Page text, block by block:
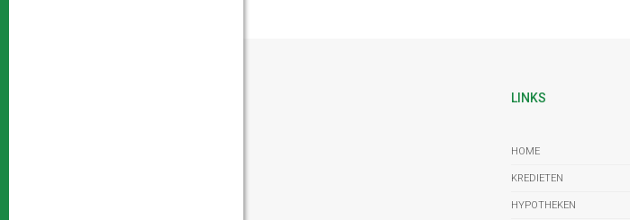
LINKS
HOME
KREDIETEN
HYPOTHEKEN